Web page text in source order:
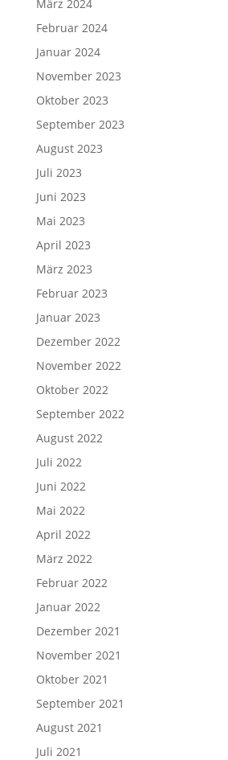
März 2024
Februar 2024
Januar 2024
November 2023
Oktober 2023
September 2023
August 2023
Juli 2023
Juni 2023
Mai 2023
April 2023
März 2023
Februar 2023
Januar 2023
Dezember 2022
November 2022
Oktober 2022
September 2022
August 2022
Juli 2022
Juni 2022
Mai 2022
April 2022
März 2022
Februar 2022
Januar 2022
Dezember 2021
November 2021
Oktober 2021
September 2021
August 2021
Juli 2021